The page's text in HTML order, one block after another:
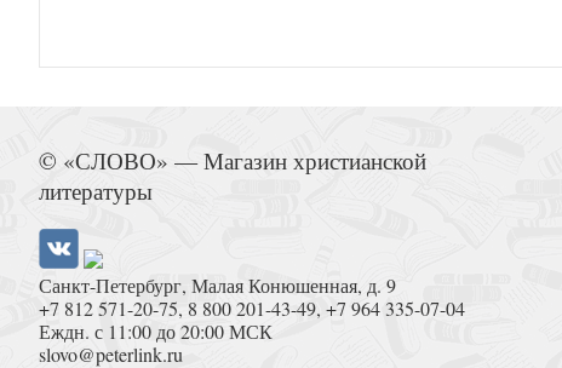
Время веры. Из творений святителей Кирилла
Афанасия Великого, Григория
© «СЛОВО» — Магазин христианской
литературы
Санкт-Петербург, Малая Конюшенная, д. 9
+7 812 571-20-75, 8 800 201-43-49, +7 964 335-07-04
Еждн. с 11:00 до 20:00 МСК
slovo@peterlink.ru